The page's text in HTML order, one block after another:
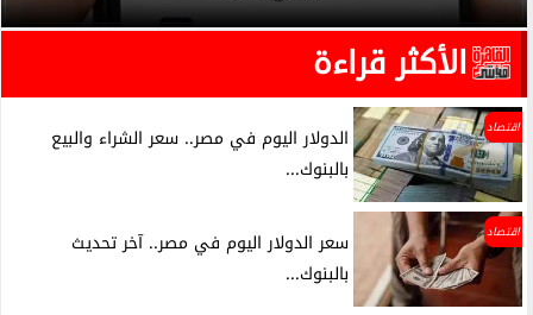
الأكثر قراءة
اقتصاد
الدولار اليوم في مصر.. سعر الشراء والبيع
بالبنوك...
اقتصاد
سعر الدولار اليوم في مصر.. آخر تحديث
بالبنوك...